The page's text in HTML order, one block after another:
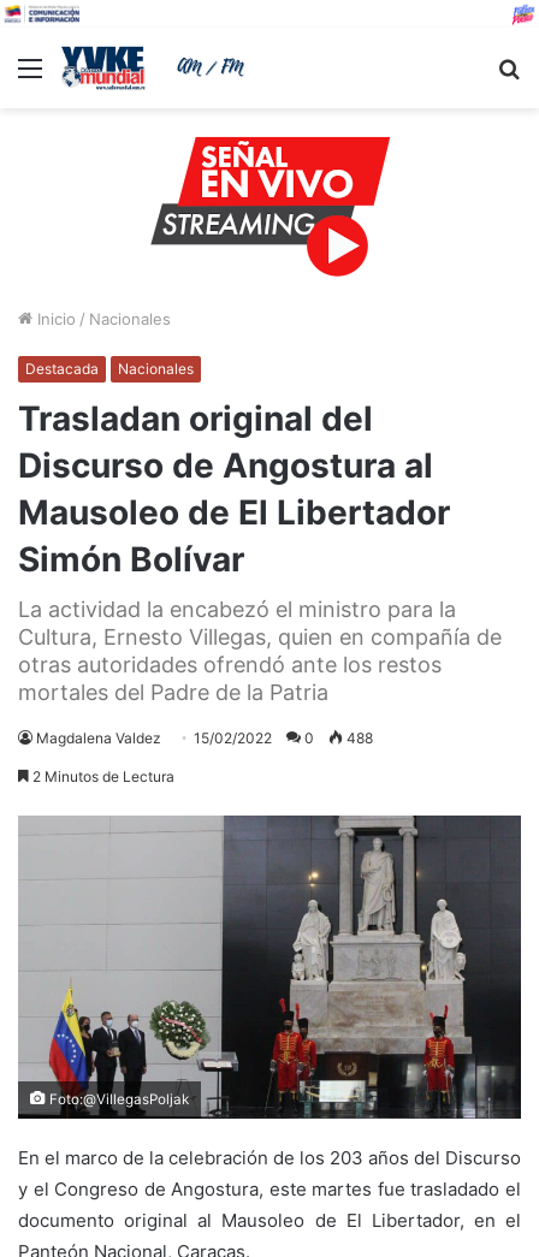
Menu
Inicio / Nacionales
Destacada Nacionales
Trasladan original del
Discurso de Angostura al
Mausoleo de El Libertador
Simón Bolívar
La actividad la encabezó el ministro para la
Cultura, Ernesto Villegas, quien en compañía de
otras autoridades ofrendó ante los restos
mortales del Padre de la Patria
Magdalena Valdez 15/02/2022 0 488
2 Minutos de Lectura
Foto:@VillegasPoljak
En el marco de la celebración de los 203 años del Discurso
y el Congreso de Angostura, este martes fue trasladado el
documento original al Mausoleo de El Libertador, en el
Panteón Nacional, Caracas.